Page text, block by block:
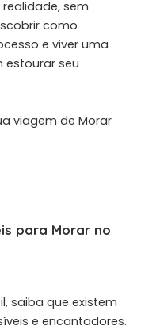
sem
como
e viver uma
estourar seu
para Morar no
saiba que existem
e encantadores.